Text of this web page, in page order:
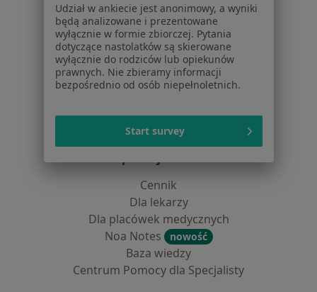
Lekarze
Placówki medyczne
Pytania i odpowiedzi
Usługi i zabiegi
Choroby
Aplikacje mobilne
Blog dla pacjentów
Cennik
Dla lekarzy
Dla placówek medycznych
Noa Notes
nowość
Baza wiedzy
Centrum Pomocy dla Specjalisty
Udział w ankiecie jest anonimowy, a wyniki
będą analizowane i prezentowane
wyłącznie w formie zbiorczej. Pytania
dotyczące nastolatków są skierowane
wyłącznie do rodziców lub opiekunów
prawnych. Nie zbieramy informacji
bezpośrednio od osób niepełnoletnich.
Start survey